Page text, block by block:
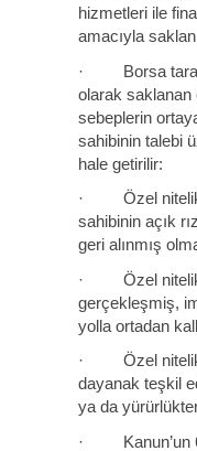
hizmetleri ile
amacıyla
· Borsa
olarak saklanan
sebeplerin
sahibinin talebi
hale getirilir:
· Özel nitelikli
sahibinin açık
geri alınmış
· Özel nitelikli
gerçekleşmiş,
yolla ortadan
· Özel nitelikli
dayanak teşkil
ya da
· Kanun’un